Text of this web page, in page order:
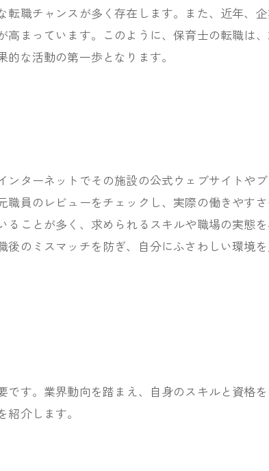
職チャンスが多く存在します。また、近年、
まっています。このように、保育士の転職は
な活動の第一歩となります。
ターネットでその施設の公式ウェブサイトや
員のレビューをチェックし、実際の働きやす
ことが多く、求められるスキルや職場の実態を
のミスマッチを防ぎ、自分にふさわしい環境
す。業界動向を踏まえ、自身のスキルと資格
介します。